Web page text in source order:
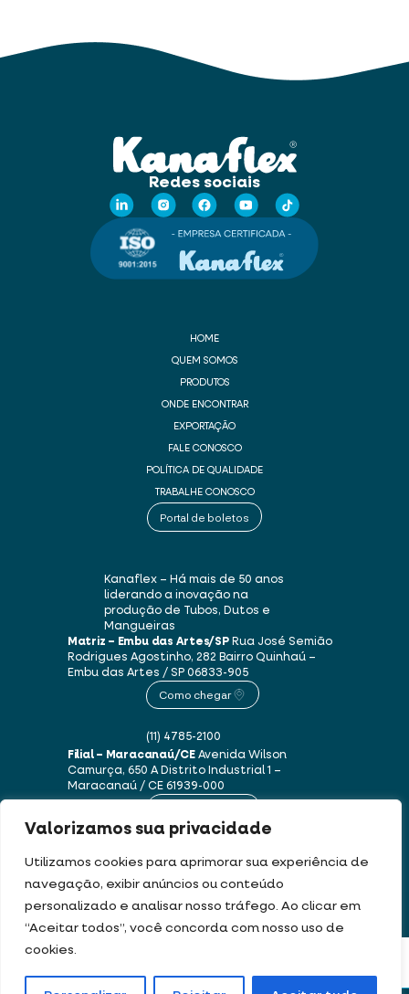
Valorizamos sua privacidade
Utilizamos cookies para aprimorar sua experiência de
navegação, exibir anúncios ou conteúdo
personalizado e analisar nosso tráfego. Ao clicar em
“Aceitar todos”, você concorda com nosso uso de
cookies.
Redes sociais
HOME
QUEM SOMOS
PRODUTOS
ONDE ENCONTRAR
EXPORTAÇÃO
FALE CONOSCO
POLÍTICA DE QUALIDADE
TRABALHE CONOSCO
Portal de boletos
Kanaflex – Há mais de 50 anos
liderando a inovação na
produção de Tubos, Dutos e
Mangueiras
Matriz – Embu das Artes/SPRua José Semião
Rodrigues Agostinho, 282 Bairro Quinhaú –
Embu das Artes / SP06833-905
Como chegar
(11) 4785-2100
Filial – Maracanaú/CEAvenida Wilson
Camurça, 650 ADistrito Industrial 1 –
Maracanaú / CE61939-000
Este site usa cookies e dados pessoais de acordo com os nossos Termos de Uso e